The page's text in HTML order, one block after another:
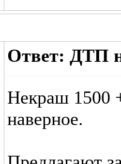
Ответ: ДТП
Некраш 1500
наверное.